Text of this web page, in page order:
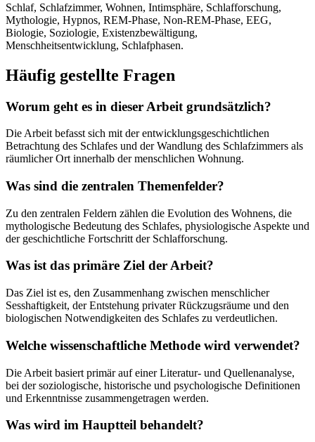
Schlaf, Schlafzimmer, Wohnen, Intimsphäre, Schlafforschung,
Mythologie, Hypnos, REM-Phase, Non-REM-Phase, EEG,
Biologie, Soziologie, Existenzbewältigung,
Menschheitsentwicklung, Schlafphasen.
Häufig gestellte Fragen
Worum geht es in dieser Arbeit grundsätzlich?
Die Arbeit befasst sich mit der entwicklungsgeschichtlichen
Betrachtung des Schlafes und der Wandlung des Schlafzimmers als
räumlicher Ort innerhalb der menschlichen Wohnung.
Was sind die zentralen Themenfelder?
Zu den zentralen Feldern zählen die Evolution des Wohnens, die
mythologische Bedeutung des Schlafes, physiologische Aspekte und
der geschichtliche Fortschritt der Schlafforschung.
Was ist das primäre Ziel der Arbeit?
Das Ziel ist es, den Zusammenhang zwischen menschlicher
Sesshaftigkeit, der Entstehung privater Rückzugsräume und den
biologischen Notwendigkeiten des Schlafes zu verdeutlichen.
Welche wissenschaftliche Methode wird verwendet?
Die Arbeit basiert primär auf einer Literatur- und Quellenanalyse,
bei der soziologische, historische und psychologische Definitionen
und Erkenntnisse zusammengetragen werden.
Was wird im Hauptteil behandelt?